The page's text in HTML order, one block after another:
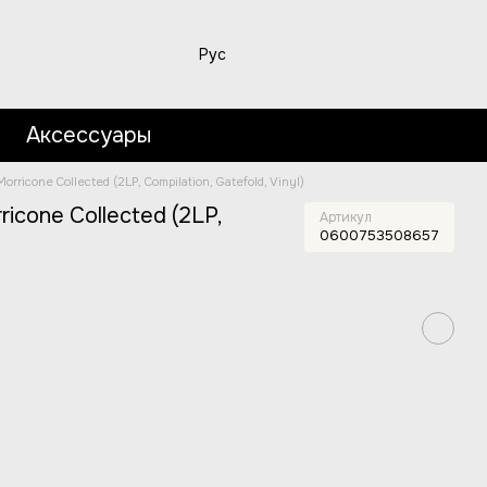
Рус
Аксессуары
Collected (2LP, Compilation, Gatefold, Vinyl)
Collected (2LP,
Артикул
0600753508657